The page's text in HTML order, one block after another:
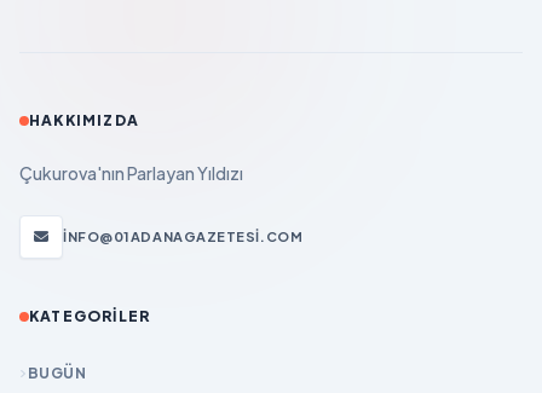
HAKKIMIZDA
Çukurova'nın Parlayan Yıldızı
INFO@01ADANAGAZETESI.COM
KATEGORILER
BUGÜN